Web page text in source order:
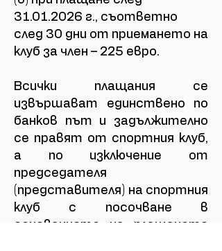
31.01.2026 г., съответно
след 30 дни от приемането на
клуб за член – 225 евро.
Всички плащания се
извършават единствено по
банков път и задължително
се правят от спортния клуб,
а по изключение от
председателя
(представителя) на спортния
клуб с посочване в
основанието на плащането